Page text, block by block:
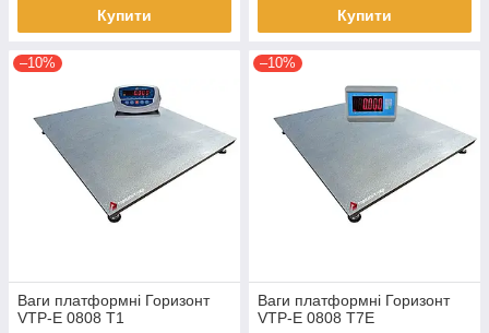
Купити Купити
–10%
Ваги платформні Горизонт
VTP-Е 0808 T1
–10%
Ваги платформні Горизонт
VTP-Е 0808 T7E